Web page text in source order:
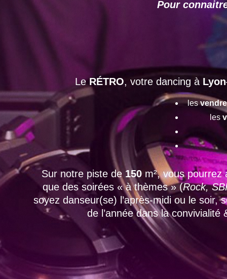
Pour
LeRÉTRO, votre dancing à Lyon
les
les
Sur notre piste de 150 m², vous
que des soirées « à thèmes » (Rock,
soyez danseur(se) l’après-midi ou le
de l’année dans la